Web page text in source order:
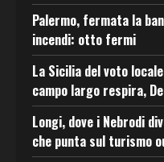
Palermo, fermata la
incendi: otto fermi
La Sicilia del voto
campo largo respira,
Longi, dove i Nebrodi
che punta sul turismo